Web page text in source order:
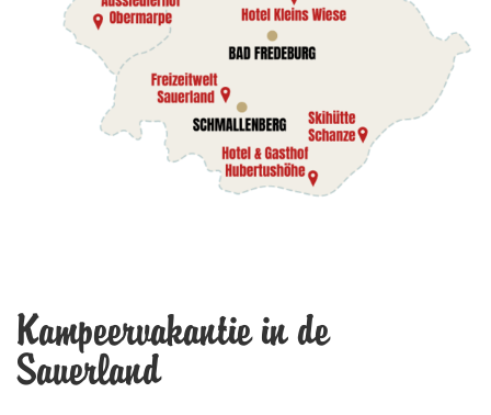
Kampeervakantie in de
Sauerland